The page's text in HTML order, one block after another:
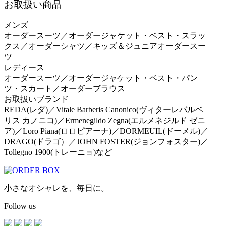
お取扱い商品
メンズ
オーダースーツ／オーダージャケット・ベスト・スラッ
クス／オーダーシャツ／キッズ＆ジュニアオーダースー
ツ
レディース
オーダースーツ／オーダージャケット・ベスト・パン
ツ・スカート／オーダーブラウス
お取扱いブランド
REDA(レダ)／Vitale Barberis Canonico(ヴィターレバルベ
リス カノニコ)／Ermenegildo Zegna(エルメネジルド ゼニ
ア)／Loro Piana(ロロピアーナ)／DORMEUIL(ドーメル)／
DRAGO(ドラゴ）／JOHN FOSTER(ジョンフォスター)／
Tollegno 1900(トレーニョ)など
小さなオシャレを、毎日に。
Follow us